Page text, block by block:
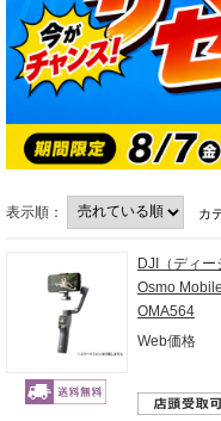
表示順： カ
DJI（ディー
Osmo
OMA564
Web価格